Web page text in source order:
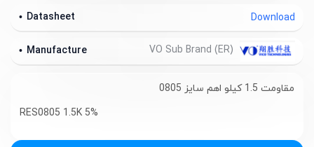
Download
Datasheet
Manufacture
مقاومت 1.5 کیلو اهم سایز 0805
RES0805 1.5K 5%